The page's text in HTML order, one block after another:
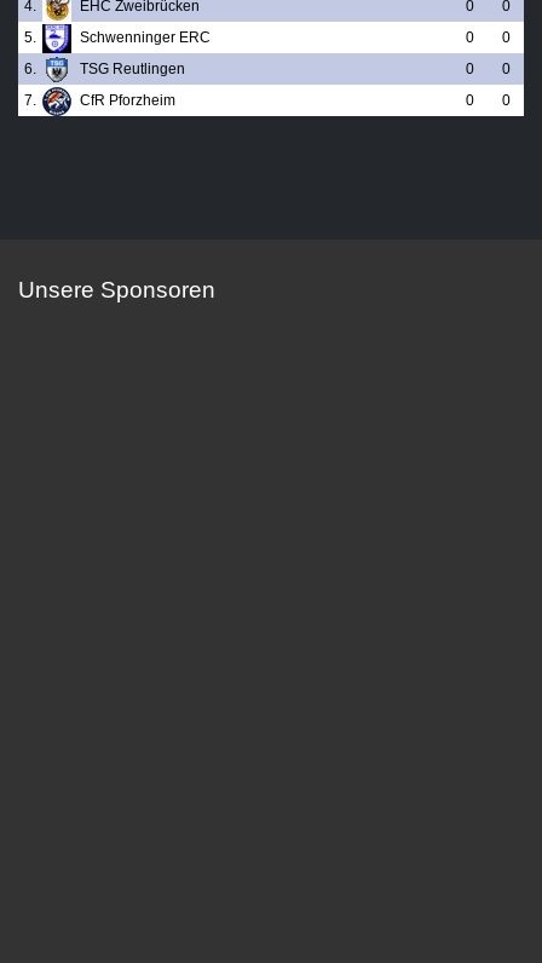
4.
EHC Zweibrücken 0
0
5.
Schwenninger ERC 0
0
6.
TSG Reutlingen 0
0
7.
CfR Pforzheim 0 0
Unsere Sponsoren